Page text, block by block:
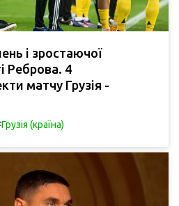
і зростаючої
Реброва. 4
матчу Грузія -
Грузія (країна)